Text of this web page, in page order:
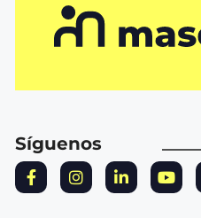
Síguenos